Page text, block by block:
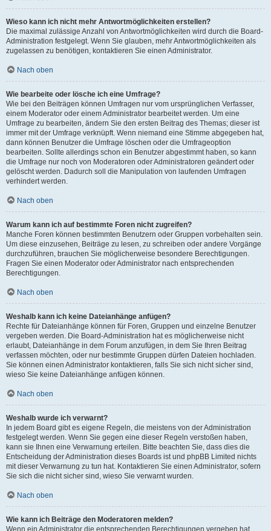
Wieso kann ich nicht mehr Antwortmöglichkeiten erstellen?
Die maximal zulässige Anzahl von Antwortmöglichkeiten wird durch die Board-
Administration festgelegt. Wenn Sie glauben, mehr Antwortmöglichkeiten als
zugelassen zu benötigen, kontaktieren Sie einen Administrator.
Nach oben
Wie bearbeite oder lösche ich eine Umfrage?
Wie bei den Beiträgen können Umfragen nur vom ursprünglichen Verfasser,
einem Moderator oder einem Administrator bearbeitet werden. Um eine
Umfrage zu bearbeiten, ändern Sie den ersten Beitrag des Themas; dieser ist
immer mit der Umfrage verknüpft. Wenn niemand eine Stimme abgegeben hat,
dann können Benutzer die Umfrage löschen oder die Umfrageoption
bearbeiten. Sollte allerdings schon ein Benutzer abgestimmt haben, so kann
die Umfrage nur noch von Moderatoren oder Administratoren geändert oder
gelöscht werden. Dadurch soll die Manipulation von laufenden Umfragen
verhindert werden.
Nach oben
Warum kann ich auf bestimmte Foren nicht zugreifen?
Manche Foren können bestimmten Benutzern oder Gruppen vorbehalten sein.
Um diese einzusehen, Beiträge zu lesen, zu schreiben oder andere Vorgänge
durchzuführen, brauchen Sie möglicherweise besondere Berechtigungen.
Fragen Sie einen Moderator oder Administrator nach entsprechenden
Berechtigungen.
Nach oben
Weshalb kann ich keine Dateianhänge anfügen?
Rechte für Dateianhänge können für Foren, Gruppen und einzelne Benutzer
vergeben werden. Die Board-Administration hat es möglicherweise nicht
erlaubt, Dateianhänge in dem Forum anzufügen, in dem Sie Ihren Beitrag
verfassen möchten, oder nur bestimmte Gruppen dürfen Dateien hochladen.
Sie können einen Administrator kontaktieren, falls Sie sich nicht sicher sind,
wieso Sie keine Dateianhänge anfügen können.
Nach oben
Weshalb wurde ich verwarnt?
In jedem Board gibt es eigene Regeln, die meistens von der Administration
festgelegt werden. Wenn Sie gegen eine dieser Regeln verstoßen haben,
kann sie Ihnen eine Verwarnung erteilen. Bitte beachten Sie, dass dies die
Entscheidung der Administration dieses Boards ist und phpBB Limited nichts
mit dieser Verwarnung zu tun hat. Kontaktieren Sie einen Administrator, sofern
Sie sich die nicht sicher sind, wieso Sie verwarnt wurden.
Nach oben
Wie kann ich Beiträge den Moderatoren melden?
Wenn ein Administrator die entsprechenden Berechtigungen vergeben hat,